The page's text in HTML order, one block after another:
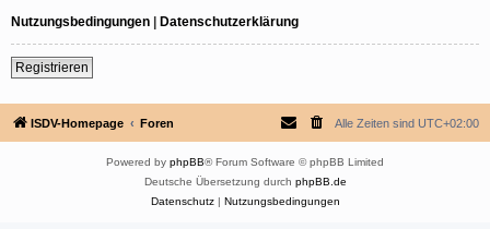
Nutzungsbedingungen | Datenschutzerklärung
Registrieren
ISDV-Homepage Foren Alle Zeiten sind UTC+02:00
Powered by phpBB® Forum Software © phpBB Limited
Deutsche Übersetzung durch phpBB.de
Datenschutz| Nutzungsbedingungen